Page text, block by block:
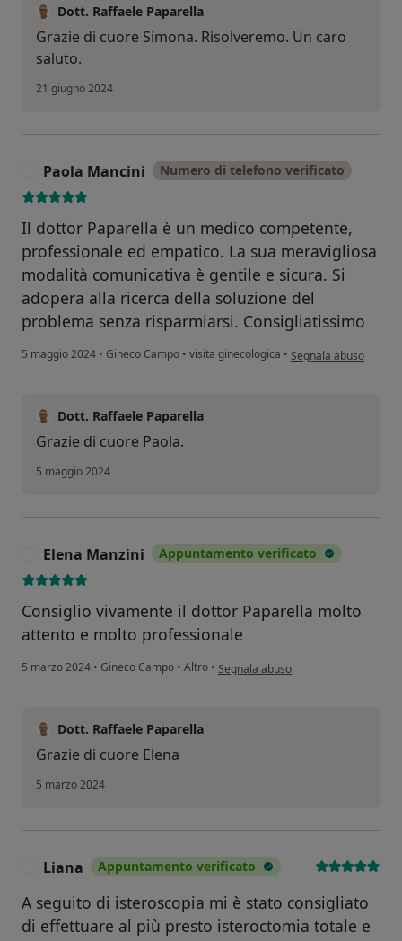
Dott. Raffaele Paparella
Grazie di cuore Simona. Risolveremo. Un caro
saluto.
21 giugno 2024
Paola Mancini Numero di telefono verificato
Il dottor Paparella è un medico competente,
professionale ed empatico. La sua meravigliosa
modalità comunicativa è gentile e sicura. Si
adopera alla ricerca della soluzione del
problema senza risparmiarsi. Consigliatissimo
5 maggio 2024 • Gineco Campo • visita ginecologica • secondo l'opinione
Segnala abuso
Dott. Raffaele Paparella
Grazie di cuore Paola.
5 maggio 2024
Elena Manzini Appuntamento verificato
Consiglio vivamente il dottor Paparella molto
attento e molto professionale
5 marzo 2024 • Gineco Campo • Altro • secondo l'opinione dell'utente Elena
Segnala abuso
Dott. Raffaele Paparella
Grazie di cuore Elena
5 marzo 2024
Liana Appuntamento verificato
A seguito di isteroscopia mi è stato consigliato
di effettuare al più presto isteroctomia totale e